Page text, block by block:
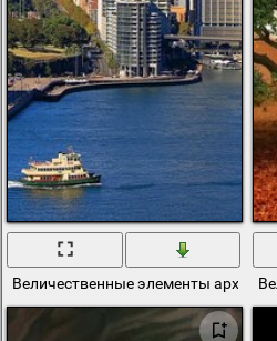
Величественные элементы